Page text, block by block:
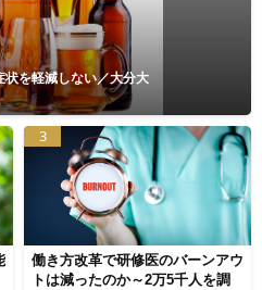
を軽減しない／大分大
3
働き方改革で研修医のバーンアウ
トは減ったのか～2万5千人を調